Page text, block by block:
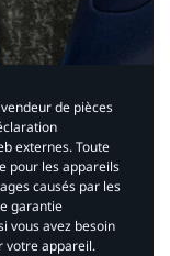
de pièces
externes. Toute
pour les appareils
causés par les
garantie
vous avez besoin
votre appareil.​